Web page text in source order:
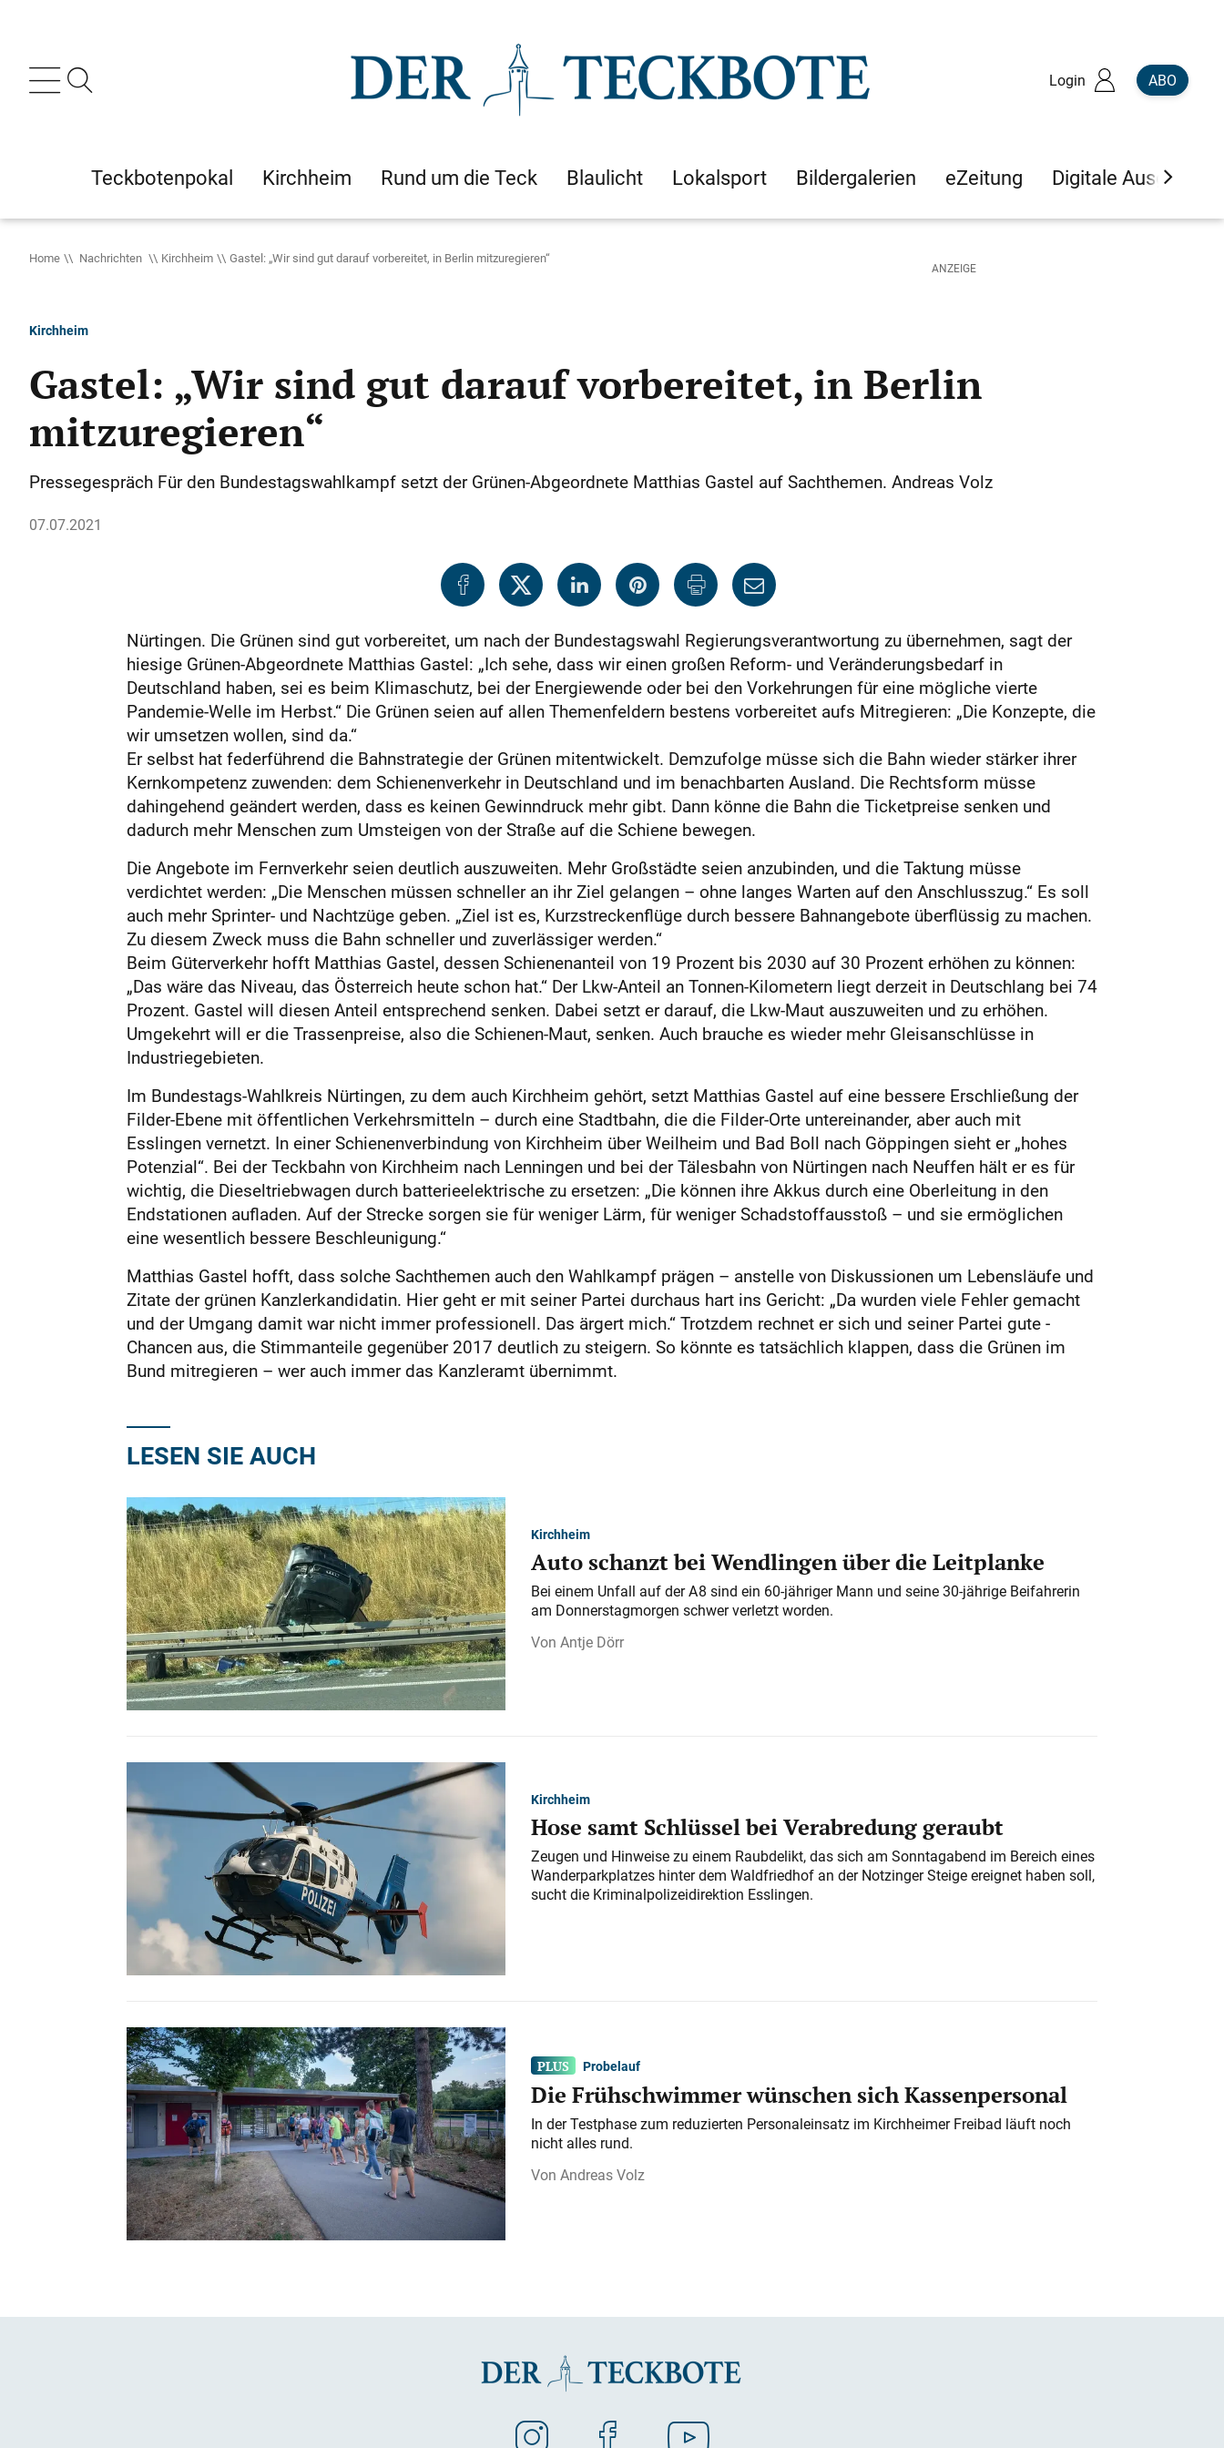
Login ABO
Teckbotenpokal Kirchheim Rund um die Teck Blaulicht Lokalsport Bildergalerien eZeitung Digitale Ausgaben
Home Nachrichten Kirchheim Gastel: „Wir sind gut darauf vorbereitet, in Berlin mitzuregieren“
Kirchheim
Gastel: „Wir sind gut darauf vorbereitet, in Berlin
mitzuregieren“
Pressegespräch Für den Bundestagswahlkampf setzt der Grünen-Abgeordnete Matthias Gastel auf Sachthemen. Andreas Volz
07.07.2021
Nürtingen. Die Grünen sind gut vorbereitet, um nach der Bundestagswahl Regierungsverantwortung zu übernehmen, sagt der
hiesige Grünen-Abgeordnete Matthias Gastel: „Ich sehe, dass wir einen großen Reform- und Veränderungsbedarf in
Deutschland haben, sei es beim Klimaschutz, bei der Energiewende oder bei den Vorkehrungen für eine mögliche vierte
Pandemie-Welle im Herbst.“ Die Grünen seien auf allen Themenfeldern bestens vorbereitet aufs Mitregieren: „Die Konzepte, die
wir umsetzen wollen, sind da.“
Er selbst hat federführend die Bahnstrategie der Grünen mitentwickelt. Demzufolge müsse sich die Bahn wieder stärker ihrer
Kernkompetenz zuwenden: dem Schienenverkehr in Deutschland und im benachbarten Ausland. Die Rechtsform müsse
dahingehend geändert werden, dass es keinen Gewinndruck mehr gibt. Dann könne die Bahn die Ticketpreise senken und
dadurch mehr Menschen zum Umsteigen von der Straße auf die Schiene bewegen.
Die Angebote im Fernverkehr seien deutlich auszuweiten. Mehr Großstädte seien anzubinden, und die Taktung müsse
verdichtet werden: „Die Menschen müssen schneller an ihr Ziel gelangen – ohne langes Warten auf den Anschlusszug.“ Es soll
auch mehr Sprinter- und Nachtzüge ­geben. „Ziel ist es, Kurzstreckenflüge durch bessere Bahnangebote überflüssig zu machen.
Zu diesem Zweck muss die Bahn schneller und zuverlässiger werden.“
Beim Güterverkehr hofft Matthias Gastel, dessen Schienen­anteil von 19 Prozent bis 2030 auf 30 Prozent erhöhen zu können:
„Das wäre das Niveau, das Österreich heute schon hat.“ Der Lkw-Anteil an Tonnen-Kilometern liegt derzeit in Deutschlang bei 74
Prozent. Gastel will diesen Anteil entsprechend senken. Dabei setzt er darauf, die Lkw-Maut auszuweiten und zu erhöhen.
Umgekehrt will er die Trassenpreise, also die Schienen-Maut, senken. Auch brauche es wieder mehr Gleis­anschlüsse in
Industriegebieten.
Im Bundestags-Wahlkreis Nürtingen, zu dem auch Kirchheim gehört, setzt Matthias Gastel auf eine bessere Erschließung der
Filder-Ebene mit öffentlichen Verkehrsmitteln – durch eine Stadtbahn, die die Filder-Orte untereinander, aber auch mit
Esslingen vernetzt. In einer Schienenverbindung von Kirchheim über Weilheim und Bad Boll nach Göppingen sieht er „hohes
Potenzial“. Bei der Teckbahn von Kirchheim nach Lenningen und bei der Tälesbahn von Nürtingen nach Neuffen hält er es für
wichtig, die Dieseltriebwagen durch batterieelektrische zu ersetzen: „Die können ihre Akkus durch eine Oberleitung in den
Endstationen aufladen. Auf der Strecke sorgen sie für weniger Lärm, für weniger Schadstoffausstoß – und sie ermöglichen
eine wesentlich bessere Beschleunigung.“
Matthias Gastel hofft, dass solche Sachthemen auch den Wahlkampf prägen – anstelle von Diskussionen um Lebensläufe und
Zitate der grünen Kanzlerkandidatin. Hier geht er mit ­seiner Partei durchaus hart ins Gericht: „Da wurden viele Fehler gemacht
und der Umgang damit war nicht immer professionell. Das ­ärgert mich.“ Trotzdem rechnet er sich und seiner Partei gute ­
Chancen aus, die Stimmanteile gegenüber 2017 deutlich zu steigern. So könnte es tatsächlich klappen, dass die Grünen im
Bund mitregieren – wer auch immer das Kanzleramt übernimmt.
LESEN SIE AUCH
Kirchheim
Auto schanzt bei Wendlingen über die Leitplanke
Bei einem Unfall auf der A 8 sind ein 60-jähriger Mann und seine 30-jährige Beifahrerin
am Donnerstagmorgen schwer verletzt worden.
Antje Dörr
Kirchheim
Hose samt Schlüssel bei Verabredung geraubt
Zeugen und Hinweise zu einem Raubdelikt, das sich am Sonntagabend im Bereich eines
Wanderparkplatzes hinter dem Waldfriedhof an der Notzinger Steige ereignet haben soll,
sucht die Kriminalpolizeidirektion Esslingen.
Probelauf
Die Frühschwimmer wünschen sich Kassenpersonal
In der Testphase zum reduzierten Personaleinsatz im Kirchheimer Freibad läuft noch
nicht alles rund.
Andreas Volz